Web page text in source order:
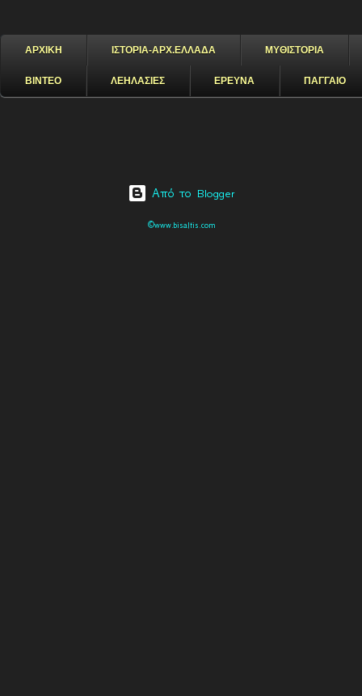
ΑΡΧΙΚΗ ΙΣΤΟΡΙΑ-ΑΡΧ.ΕΛΛΑΔΑ ΜΥΘΙΣΤΟΡΙΑ
ΒΙΝΤΕΟ ΛΕΗΛΑΣΙΕΣ ΕΡΕΥΝΑ ΠΑΓΓΑΙΟ
Από το Blogger
©www.bisaltis.com